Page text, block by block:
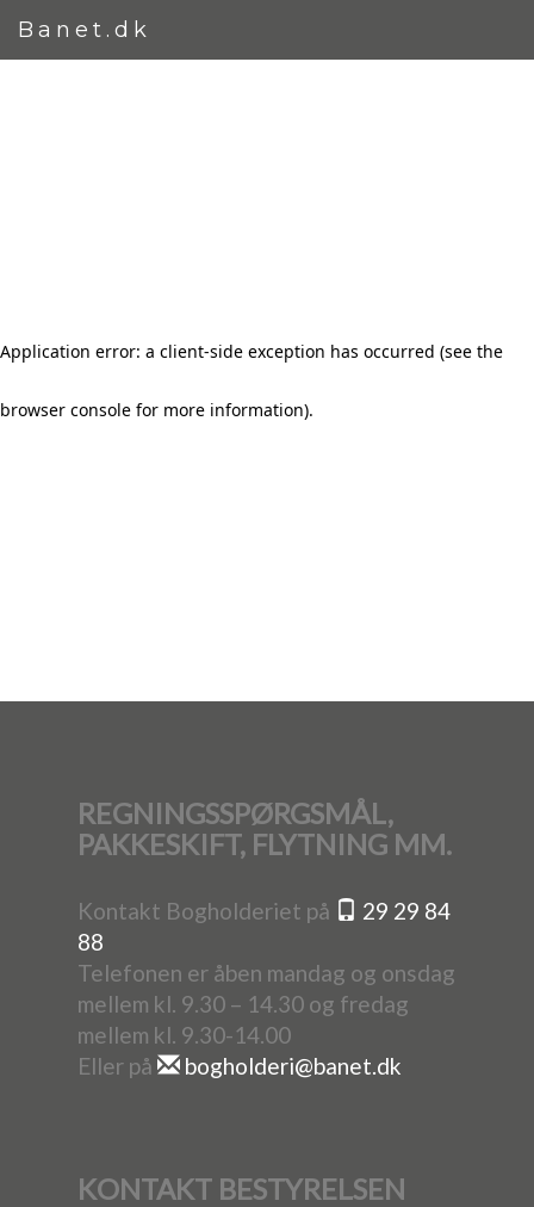
Banet.dk
REGNINGSSPØRGSMÅL,
PAKKESKIFT, FLYTNING MM.
Kontakt Bogholderiet på
29 29 84
88
Telefonen er åben mandag og onsdag
mellem kl. 9.30 – 14.30 og fredag
mellem kl. 9.30-14.00
Eller på
bogholderi@banet.dk
KONTAKT BESTYRELSEN